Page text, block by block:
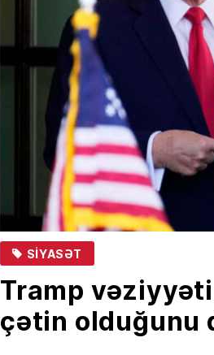
SIYASƏT
Tramp
çətin olduğunu